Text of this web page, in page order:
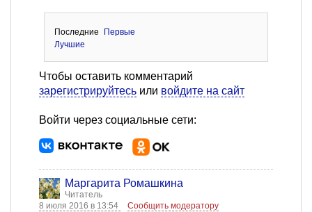
Последние
Первые
Лучшие
Чтобы оставить комментарий
зарегистрируйтесь или войдите на сайт
Войти через социальные сети:
Маргарита Ромашкина
Читатель
8 июля 2016 в 13:54
Сообщить модератору